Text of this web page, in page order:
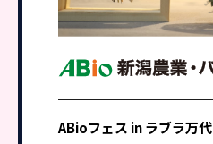
ABioフェス in ラブラ万代